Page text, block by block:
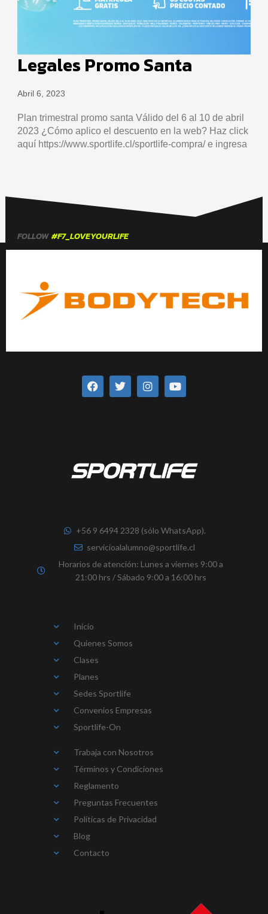
Legales Promo Santa
Abril 6, 2023
Plan trimestral promo santa Válido del 6 al 10 de abril
2023 ¿Cómo aplico el descuento en la web? Haz click
aquí https://www.sportlife.cl/sportlife-compra/ e ingresa
FOLLOW #F7_LOVEYOURLIFE
a
c
e
w
i
t
n
s
t
o
u
t
+56 9 6494 2328 (sólo WhatsApp).
servicioalalumno@sportlife.cl
Horarios de atención: Lunes a viernes 9:00 a
21:00 hrs / Sábado 9:00 a 16:00 hrs
Inicio
Quienes Somos
Clases
Planes
Sedes Sportlife
Convenios Empresas
Sportlife-On
Trabaja con Nosotros
Términos y Condiciones
Reglamento
Preguntas Frecuentes
Políticas de Privacidad
Blog
Contacto